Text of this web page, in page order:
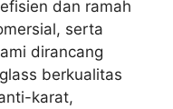
dan ramah
serta
dirancang
berkualitas
karat,